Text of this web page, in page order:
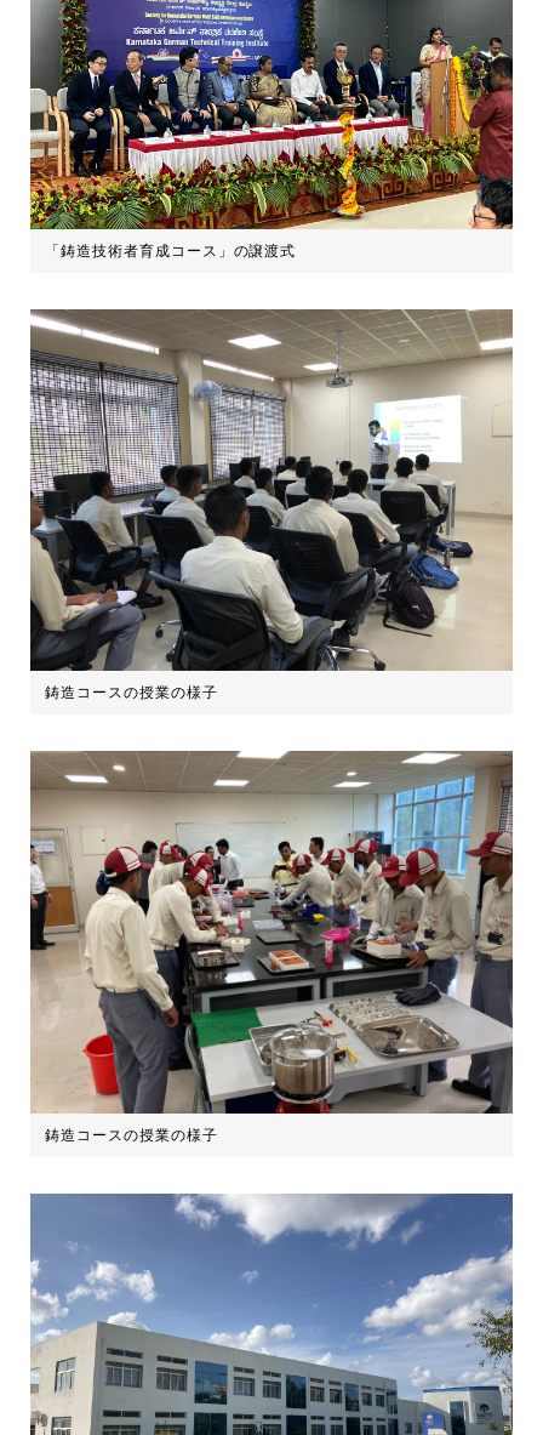
「鋳造技術者育成コース」の譲渡式
鋳造コースの授業の様子
鋳造コースの授業の様子